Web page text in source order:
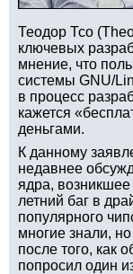
Теодор Тсо
ключевых
мнение, что
системы GNU/
в процесс
кажется
деньгами.
К данному
недавнее
ядра, возникшее
летний баг в
популярного
многие знали,
после того, как
попросил один